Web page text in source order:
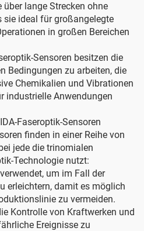
lange Strecken ohne
sie ideal für großangelegte
in großen Bereichen
Sensoren besitzen die
Bedingungen zu arbeiten, die
Chemikalien und Vibrationen
industrielle Anwendungen
Faseroptik-Sensoren
finden in einer Reihe von
jede die trinomialen
Technologie nutzt:
um im Fall der
erleichtern, damit es möglich
zu vermeiden.
Kontrolle von Kraftwerken und
Ereignisse zu